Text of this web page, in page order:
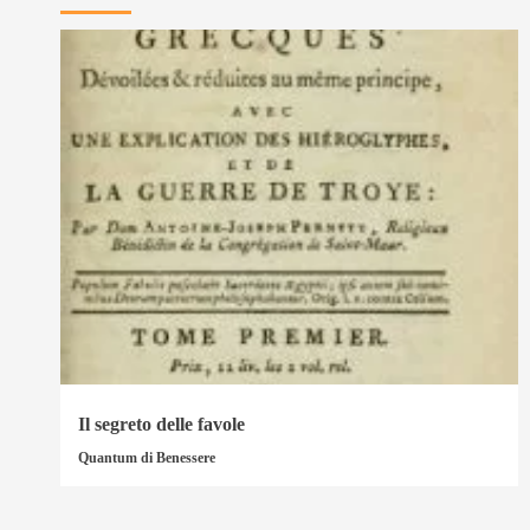
Il segreto delle favole
Quantum di Benessere